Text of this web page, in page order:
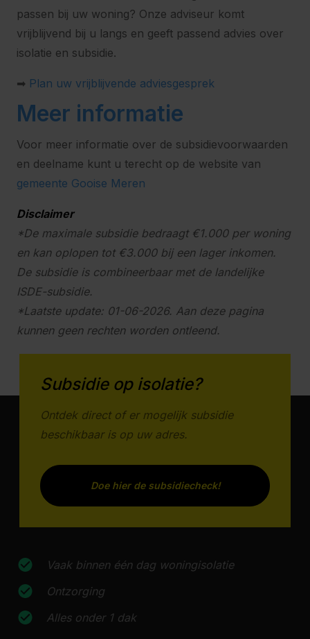
passen bij uw woning? Onze adviseur komt
vrijblijvend bij u langs en geeft passend advies over
isolatie en subsidie.
➡ Plan uw vrijblijvende adviesgesprek
Meer informatie
Voor meer informatie over de subsidievoorwaarden
en deelname kunt u terecht op de website van
gemeente Gooise Meren
Disclaimer
*De maximale subsidie bedraagt €1.000 per woning
en kan oplopen tot €3.000 bij een lager inkomen.
De subsidie is combineerbaar met de landelijke
ISDE-subsidie.
*Laatste update: 01-06-2026. Aan deze pagina
kunnen geen rechten worden ontleend.
Subsidie op isolatie?
Ontdek direct of er mogelijk subsidie
beschikbaar is op uw adres.
Doe hier de subsidiecheck!
Vaak binnen één dag woningisolatie
Ontzorging
Alles onder 1 dak